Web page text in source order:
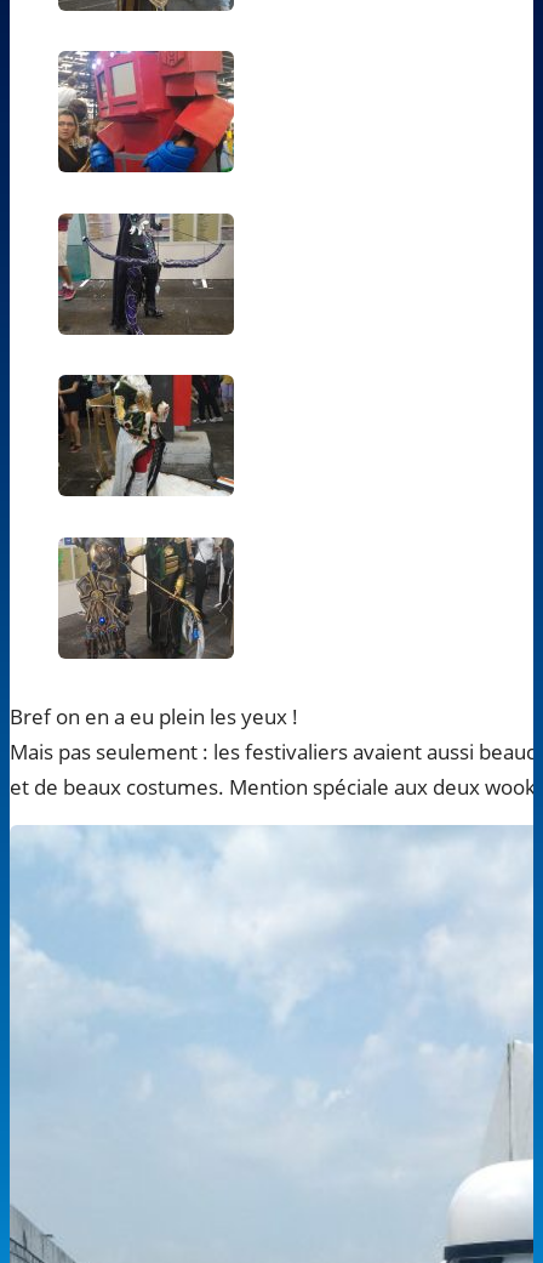
Bref on en a eu plein les yeux !
Mais pas seulement : les festivaliers avaient aussi
et de beaux costumes. Mention spéciale aux deux